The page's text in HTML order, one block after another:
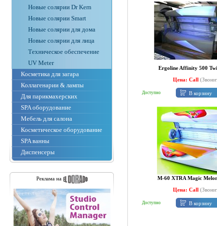
Новые солярии Dr Kern
Новые солярии Smart
Новые солярии для дома
Новые солярии для лица
Техническое обеспечение
UV Meter
Косметика для загара
Коллагенарии & лампы
Для парикмахерских
SPA оборудование
Мебель для салона
Косметическое оборудование
SPA ванны
Диспенсеры
Реклама на
Ergoline Affinity 500
Цена: Call
Доступно В корзину
M-60 XTRA Magic
Цена: Call
Доступно В корзину